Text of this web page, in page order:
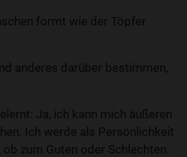
formt wie der Töpfer
anderes darüber bestimmen,
Ja, ich kann mich äußeren
Ich werde als Persönlichkeit
zum Guten oder Schlechten.